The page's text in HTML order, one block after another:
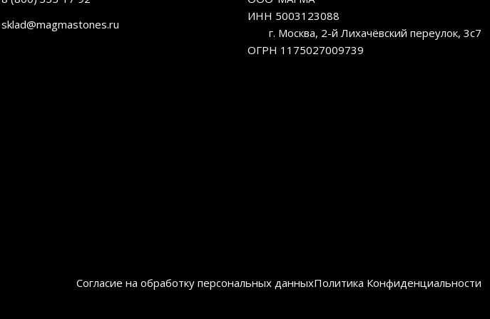
sklad@magmastones.ru
ИНН 5003123088
г. Москва, 2-й Лихачёвский переулок, 3с7
ОГРН 1175027009739
Согласие на обработку персональных данныхПолитика Конфиденциальности